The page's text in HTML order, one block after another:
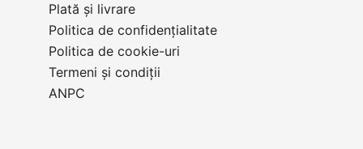
Plată și livrare
Politica de confidențialitate
Politica de cookie-uri
Termeni și condiții
ANPC